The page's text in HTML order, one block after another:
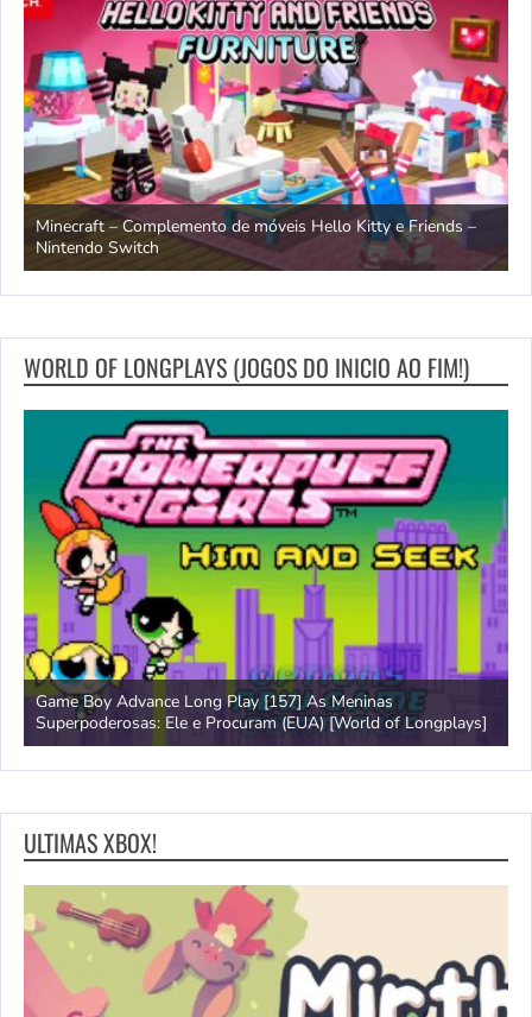
Hello Kitty e Friends –
OCTOPATH TRAVELER e OCTOPATH
data de lançamento – Nintendo Switch 2
WORLD OF LONGPLAYS (JOGOS DO INICIO AO FIM!)
As Meninas
[World of Longplays]
Amiga 500 Longplay [597] Segundo
Longplays]
ULTIMAS XBOX!